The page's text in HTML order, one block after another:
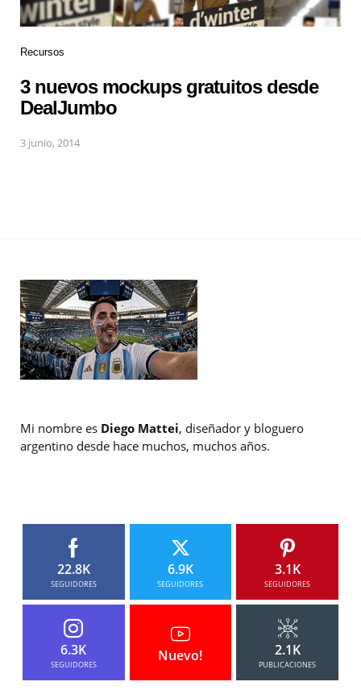
Recursos
3 nuevos mockups gratuitos desde
DealJumbo
3 junio, 2014
Mi nombre es Diego Mattei, diseñador y bloguero
argentino desde hace muchos, muchos años.
22.8K
SEGUIDORES
6.9K
SEGUIDORES
3.1K
SEGUIDORES
6.3K
SEGUIDORES
Nuevo! 2.1K
PUBLICACIONES